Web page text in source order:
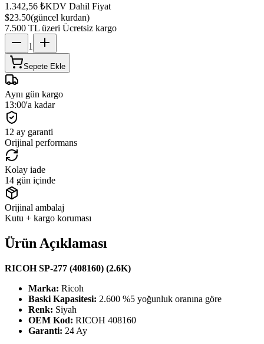
1.342,56 ₺KDV Dahil Fiyat
$23.50(güncel kurdan)
7.500 TL üzeri Ücretsiz kargo
1
Sepete Ekle
Aynı gün kargo
13:00'a kadar
12 ay garanti
Orijinal performans
Kolay iade
14 gün içinde
Orijinal ambalaj
Kutu + kargo koruması
Ürün Açıklaması
RICOH SP-277 (408160) (2.6K)
Marka: Ricoh
Baski Kapasitesi: 2.600 %5 yoğunluk oranına göre
Renk: Siyah
OEM Kod: RICOH 408160
Garanti: 24 Ay